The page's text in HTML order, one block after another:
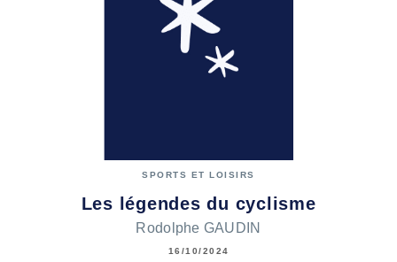
SPORTS ET LOISIRS
Les légendes du cyclisme
Rodolphe GAUDIN
16/10/2024